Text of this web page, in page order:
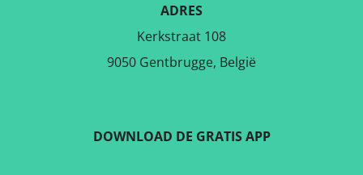
ADRES
Kerkstraat 108
9050 Gentbrugge, België
DOWNLOAD DE GRATIS APP